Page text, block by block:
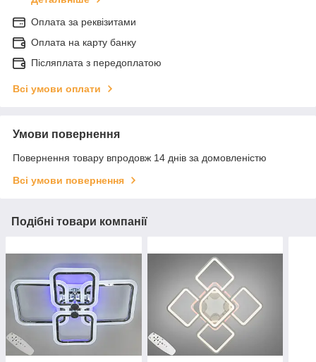
Оплата за реквізитами
Оплата на карту банку
Післяплата з передоплатою
Всі умови оплати
Умови повернення
Повернення товару впродовж 14 днів за домовленістю
Всі умови повернення
Подібні товари компанії